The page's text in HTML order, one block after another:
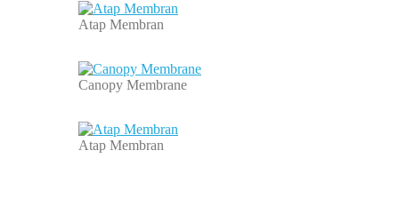
Atap Membran
Canopy Membrane
Atap Membran